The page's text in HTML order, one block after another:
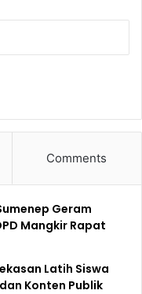
Comments
Geram
Mangkir Rapat
Latih Siswa
Konten Publik